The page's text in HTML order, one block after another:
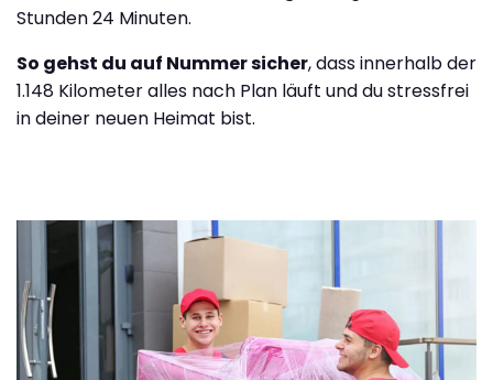
Stunden 24 Minuten.
So gehst du auf Nummer sicher, dass innerhalb der
1.148 Kilometer alles nach Plan läuft und du stressfrei
in deiner neuen Heimat bist.